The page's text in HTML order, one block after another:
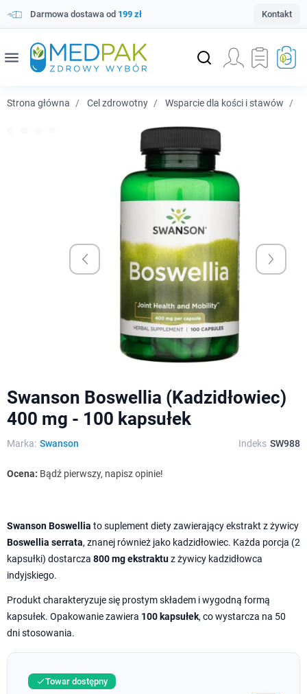
Darmowa dostawa od 199 zł Kontakt
menu
Strona główna Cel zdrowotny Wsparcie dla kości i stawów
Swanson Boswellia (Kadzidłowiec)
400 mg - 100 kapsułek
Marka: Swanson Indeks SW988
Ocena: Bądź pierwszy, napisz opinie!
Swanson Boswellia to suplement diety zawierający ekstrakt z żywicy
Boswellia serrata, znanej również jako kadzidłowiec. Każda porcja (2
kapsułki) dostarcza 800 mg ekstraktuz żywicy kadzidłowca
indyjskiego.
Produkt charakteryzuje się prostym składem i wygodną formą
kapsułek. Opakowanie zawiera 100 kapsułek, co wystarcza na 50
dni stosowania.
Towar dostępny